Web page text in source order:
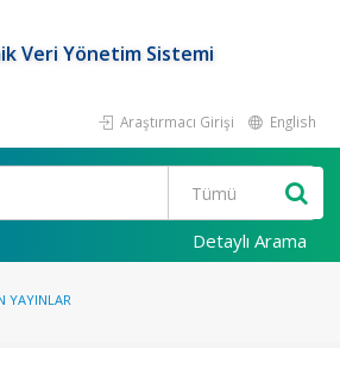
Veri Yönetim Sistemi
Araştırmacı Girişi English
Detaylı Arama
YAYINLAR